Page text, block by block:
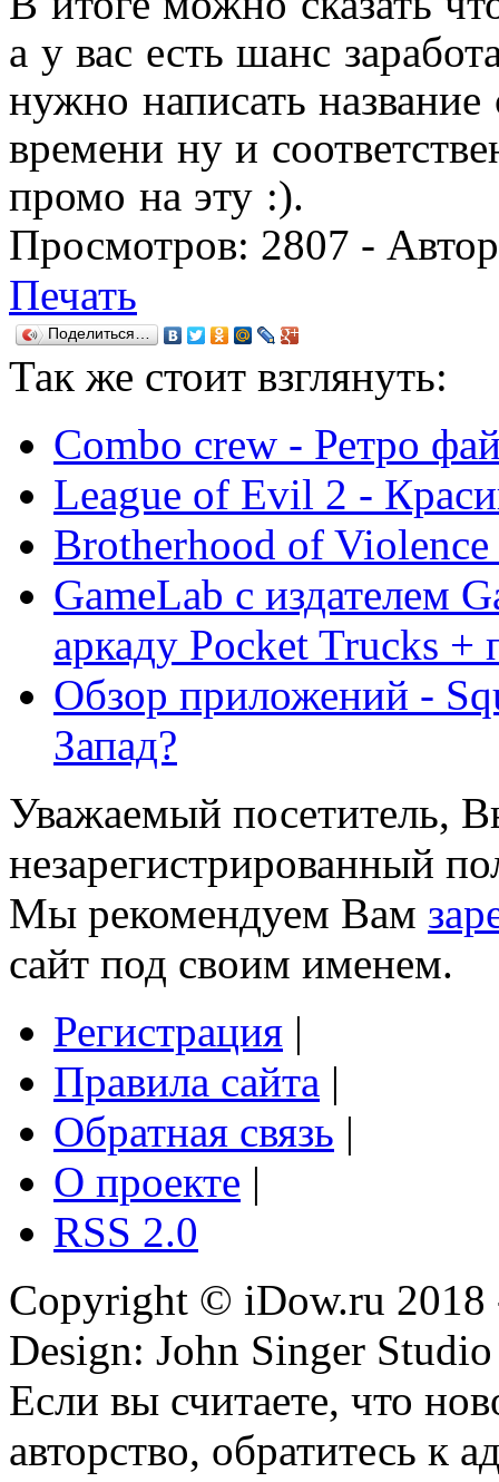
а у вас есть шанс
нужно написать
времени ну и
промо на эту :).
Просмотров: 2807 -
Печать
Поделиться…
Так же стоит взглянуть:
Combo crew - Ретро
League of Evil 2 -
Brotherhood of Violence
GameLab с издателем
аркаду Pocket Trucks +
Обзор приложений -
Запад?
Уважаемый посетитель,
незарегистрированный
Мы рекомендуем Вам
сайт под своим именем.
Регистрация |
Правила сайта |
Обратная связь |
О проекте |
RSS 2.0
Copyright © iDow.ru 2018
Design: John Singer Studio
Если вы считаете, что
авторство, обратитесь к